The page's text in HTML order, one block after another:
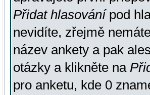
Přidat hlasovánípod
nevidíte, zřejmě
název ankety a pak
otázky a klikněte na
pro anketu, kde 0